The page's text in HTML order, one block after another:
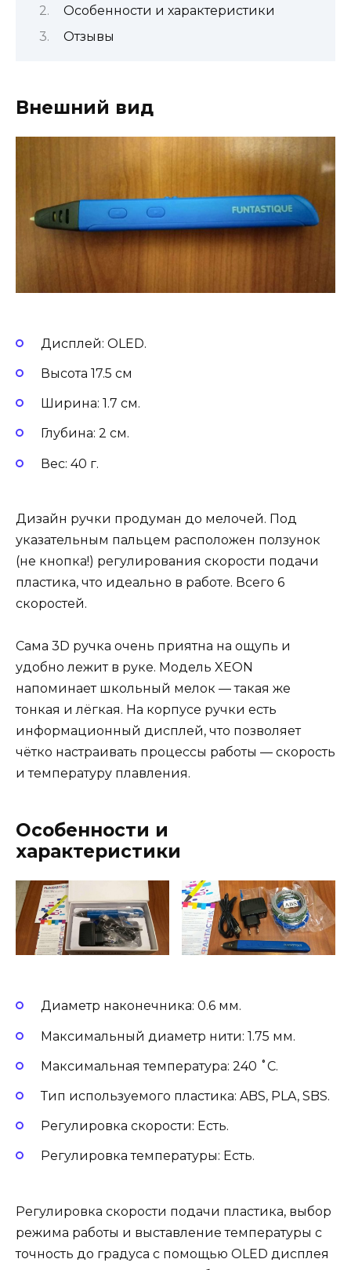
Особенности и характеристики
Отзывы
Внешний вид
Дисплей: OLED.
Высота 17.5 см
Ширина: 1.7 см.
Глубина: 2 см.
Вес: 40 г.
Дизайн ручки продуман до мелочей. Под
указательным пальцем расположен ползунок
(не кнопка!) регулирования скорости подачи
пластика, что идеально в работе. Всего 6
скоростей.
Сама 3D ручка очень приятна на ощупь и
удобно лежит в руке. Модель XEON
напоминает школьный мелок — такая же
тонкая и лёгкая. На корпусе ручки есть
информационный дисплей, что позволяет
чётко настраивать процессы работы — скорость
и температуру плавления.
Особенности и
характеристики
Диаметр наконечника: 0.6 мм.
Максимальный диаметр нити: 1.75 мм.
Максимальная температура: 240 ˚С.
Тип используемого пластика: ABS, PLA, SBS.
Регулировка скорости: Есть.
Регулировка температуры: Есть.
Регулировка скорости подачи пластика, выбор
режима работы и выставление температуры с
точность до градуса с помощью OLED дисплея